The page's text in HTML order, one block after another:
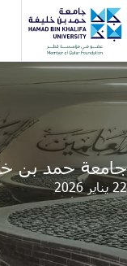
Skip to main content
جامعة حمد بن
22 يناير 2026